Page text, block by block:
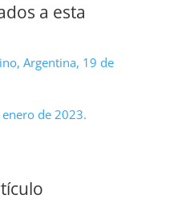
a esta
Argentina, 19 de
de 2023.